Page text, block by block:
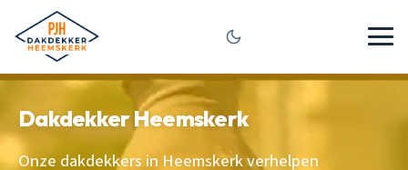
Dakdekker Heemskerk
Onze dakdekkers in Heemskerk verhelpen